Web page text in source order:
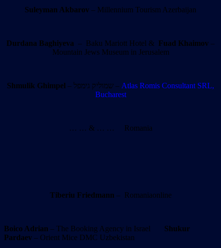
Suleyman Akbarov – Millennium Tourism Azerbaijan
Durdana Baghiyeva – Baku Mariott Hotel & Fuad Khaimov –
Mountain Jews Museum in Jerusalem
Shmulik Ghimpel – שמוליק גימפל – Atlas Romis Consultant SRL,
Bucharest
… … & … … Romania
Tiberiu Friedmann – Romaniaonline
Boico Adrian – The Booking Agency in Israel Shukur
Pardaev – Orient Mice DMC Uzbekistan